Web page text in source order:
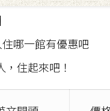
哪一館有優惠吧
住起來吧！